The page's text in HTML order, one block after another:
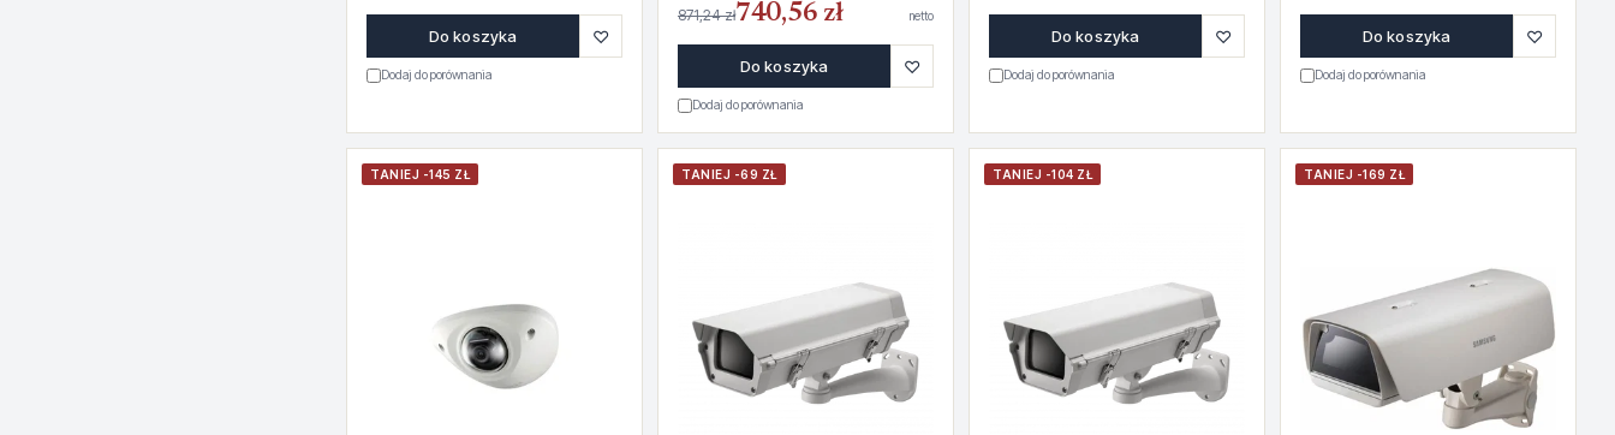
Do koszyka ♡
Dodaj do porównania
871,24 zł740,56 zł netto
Do koszyka ♡
Dodaj do porównania
Do koszyka ♡
Dodaj do porównania
Do koszyka ♡
Dodaj do porównania
TANIEJ -145 ZŁ TANIEJ -69 ZŁ TANIEJ -104 ZŁ TANIEJ -169 ZŁ